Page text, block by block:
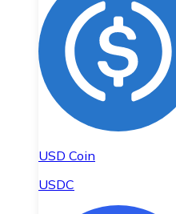
USD Coin
USDC